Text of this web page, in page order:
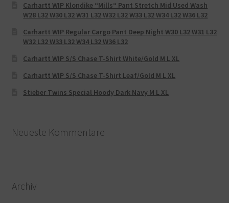
Carhartt WIP Klondike “Mills“ Pant Stretch Mid Used Wash
W28 L32 W30 L32 W31 L32 W32 L32 W33 L32 W34 L32 W36 L32
Carhartt WIP Regular Cargo Pant Deep Night W30 L32 W31 L32
W32 L32 W33 L32 W34 L32 W36 L32
Carhartt WIP S/S Chase T-Shirt White/Gold M L XL
Carhartt WIP S/S Chase T-Shirt Leaf/Gold M L XL
Stieber Twins Special Hoody Dark Navy M L XL
Neueste Kommentare
Archiv